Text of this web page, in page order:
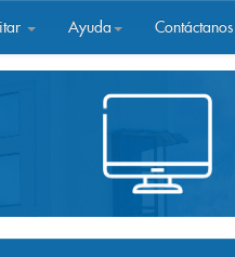
Ayuda Contáctanos